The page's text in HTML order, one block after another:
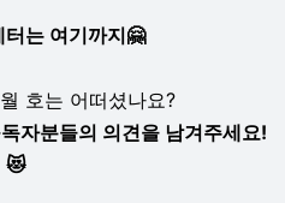
터는 여기까지🤗
호는 어떠셨나요?
자분들의 의견을 남겨주세요!
😻